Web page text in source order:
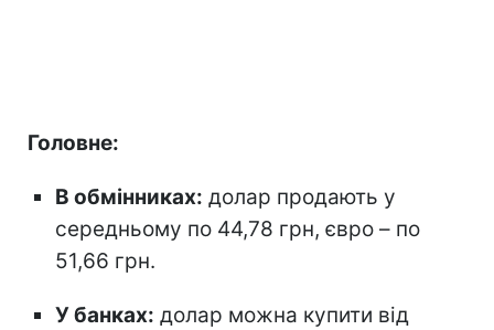
Головне:
В обмінниках: долар продають у
середньому по 44,78 грн, євро – по
51,66 грн.
У банках: долар можна купити від